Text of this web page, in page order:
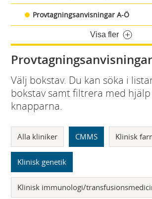
Provtagningsanvisningar A-Ö
Visa fler
Välj bokstav. Du kan söka i
bokstav samt filtrera med hjälp
knapparna.
Alla kliniker CMMS Klinisk
Klinisk genetik
Klinisk immunologi/